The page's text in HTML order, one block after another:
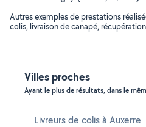
Autres exemples de prestations
colis, livraison de canapé,
Villes proches
Ayant le plus de résultats, dans le
Livreurs de colis à Auxerre